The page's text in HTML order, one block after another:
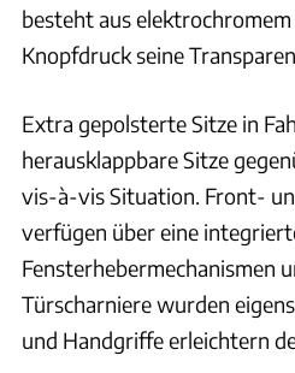
besteht aus
Knopfdruck seine
Extra gepolsterte Sitze in
herausklappbare Sitze
vis-à-vis Situation. Front-
verfügen über eine
Fensterhebermechanismen
Türscharniere wurden
und Handgriffe erleichtern